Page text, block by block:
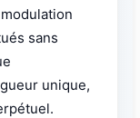
sans
unique,